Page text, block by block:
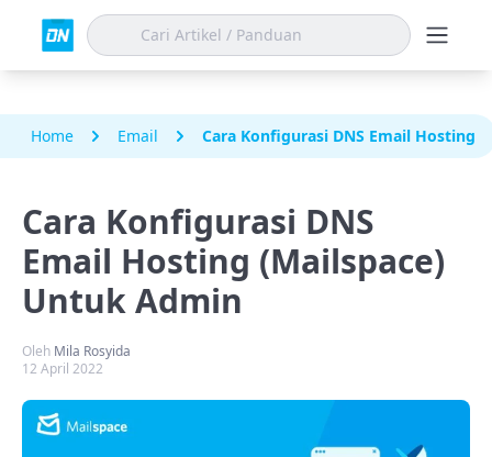
Home Email Cara Konfigurasi DNS Email Hosting
Cara Konfigurasi DNS
Email Hosting (Mailspace)
Untuk Admin
Oleh Mila Rosyida
12 April 2022